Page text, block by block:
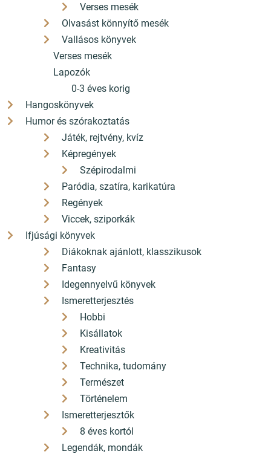
Verses mesék
Olvasást könnyítő mesék
Vallásos könyvek
Verses mesék
Lapozók
0-3 éves korig
Hangoskönyvek
Humor és szórakoztatás
Játék, rejtvény, kvíz
Képregények
Szépirodalmi
Paródia, szatíra, karikatúra
Regények
Viccek, sziporkák
Ifjúsági könyvek
Diákoknak ajánlott, klasszikusok
Fantasy
Idegennyelvű könyvek
Ismeretterjesztés
Hobbi
Kisállatok
Kreativitás
Technika, tudomány
Természet
Történelem
Ismeretterjesztők
8 éves kortól
Legendák, mondák